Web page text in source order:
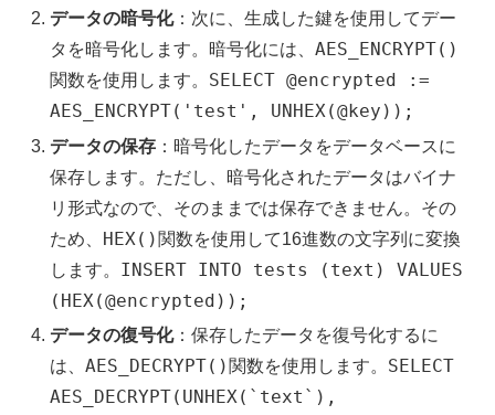
データの暗号化：次に、生成した鍵を使用してデー
タを暗号化します。暗号化には、AES_ENCRYPT()
関数を使用します。 SELECT @encrypted :=
AES_ENCRYPT('test', UNHEX(@key));
データの保存 ：暗号化したデータをデータベースに
保存します。ただし、暗号化されたデータはバイナ
リ形式なので、そのままでは保存できません。その
ため、 HEX()関数を使用して16進数の文字列に変換
します。 INSERT INTO tests (text) VALUES
(HEX(@encrypted));
データの復号化：保存したデータを復号化するに
は、AES_DECRYPT()関数を使用します。 SELECT
AES_DECRYPT(UNHEX(`text`),